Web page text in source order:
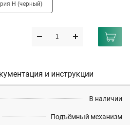
H (черный)
и инструкции
В наличии
Подъёмный механизм